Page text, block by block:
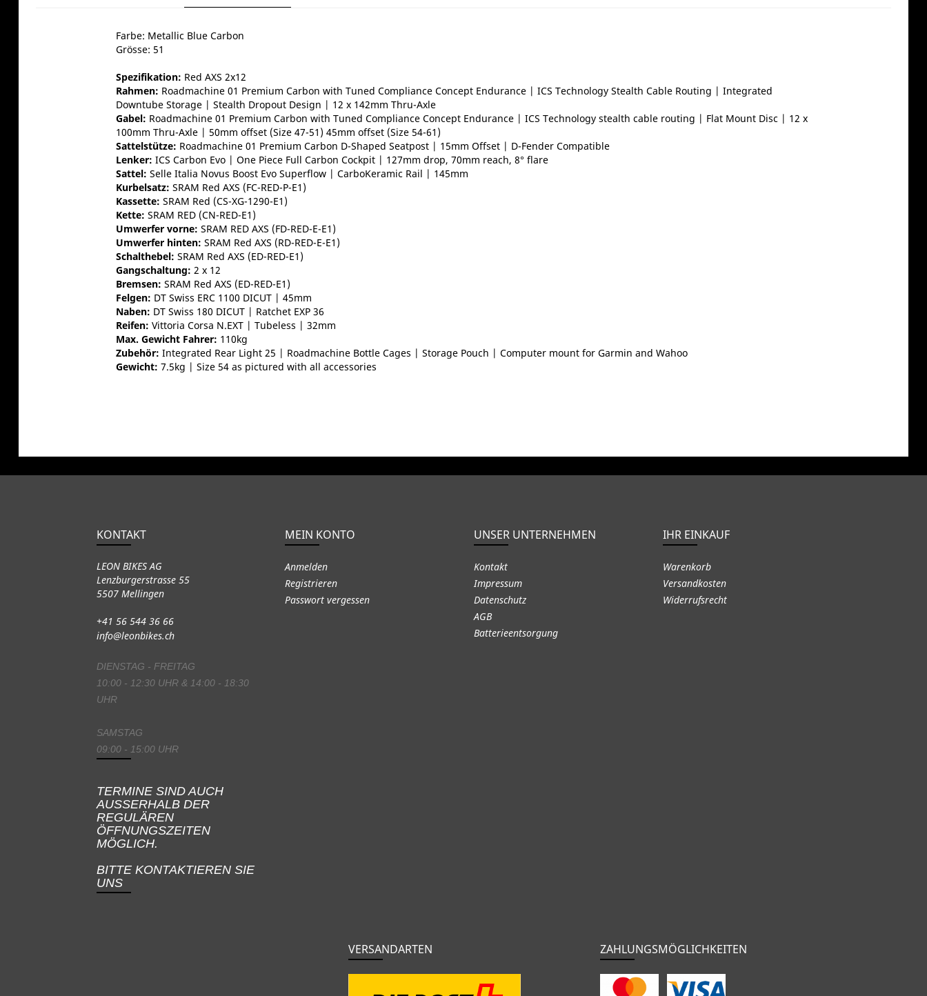
Farbe: Metallic Blue Carbon
Grösse: 51
Spezifikation: Red AXS 2x12
Rahmen: Roadmachine 01 Premium Carbon with Tuned Compliance Concept Endurance | ICS Technology Stealth Cable Routing | Integrated
Downtube Storage | Stealth Dropout Design | 12 x 142mm Thru-Axle
Gabel: Roadmachine 01 Premium Carbon with Tuned Compliance Concept Endurance | ICS Technology stealth cable routing | Flat Mount Disc | 12 x
100mm Thru-Axle | 50mm offset (Size 47-51) 45mm offset (Size 54-61)
Sattelstütze: Roadmachine 01 Premium Carbon D-Shaped Seatpost | 15mm Offset | D-Fender Compatible
Lenker: ICS Carbon Evo | One Piece Full Carbon Cockpit | 127mm drop, 70mm reach, 8° flare
Sattel: Selle Italia Novus Boost Evo Superflow | CarboKeramic Rail | 145mm
Kurbelsatz: SRAM Red AXS (FC-RED-P-E1)
Kassette: SRAM Red (CS-XG-1290-E1)
Kette: SRAM RED (CN-RED-E1)
Umwerfer vorne: SRAM RED AXS (FD-RED-E-E1)
Umwerfer hinten: SRAM Red AXS (RD-RED-E-E1)
Schalthebel: SRAM Red AXS (ED-RED-E1)
Gangschaltung: 2 x 12
Bremsen: SRAM Red AXS (ED-RED-E1)
Felgen: DT Swiss ERC 1100 DICUT | 45mm
Naben: DT Swiss 180 DICUT | Ratchet EXP 36
Reifen: Vittoria Corsa N.EXT | Tubeless | 32mm
Max. Gewicht Fahrer: 110kg
Zubehör: Integrated Rear Light 25 | Roadmachine Bottle Cages | Storage Pouch | Computer mount for Garmin and Wahoo
Gewicht: 7.5kg | Size 54 as pictured with all accessories
KONTAKT
LEON BIKES AG
Lenzburgerstrasse 55
5507 Mellingen
+41 56 544 36 66
info@leonbikes.ch
DIENSTAG - FREITAG
10:00 - 12:30 UHR & 14:00 - 18:30
UHR
SAMSTAG
09:00 - 15:00 UHR
TERMINE SIND AUCH
AUSSERHALB DER
REGULÄREN
ÖFFNUNGSZEITEN
MÖGLICH.
BITTE KONTAKTIEREN SIE
UNS
MEIN KONTO
Anmelden
Registrieren
Passwort vergessen
UNSER UNTERNEHMEN
Kontakt
Impressum
Datenschutz
AGB
Batterieentsorgung
IHR EINKAUF
Warenkorb
Versandkosten
Widerrufsrecht
VERSANDARTEN ZAHLUNGSMÖGLICHKEITEN